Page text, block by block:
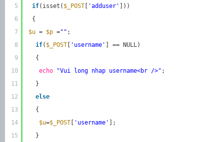
5
6
7
8
9
10
11
12
13
14
15
if(isset( $_POST 'adduser'
]))
{
$u = $p ="" ;
if( $_POST 'username'
] == NULL)
{
echo
"Vui long nhap username<br />" ;
}
else
{
$u=$_POST 'username'
];
}